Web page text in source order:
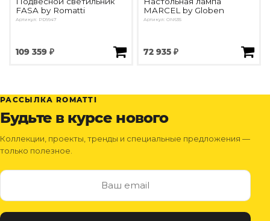
FASA by Romatti
Артикул: PD9947
109 359 ₽
MARCEL by Globen
Артикул: ON635
72 935 ₽
РАССЫЛКА ROMATTI
Будьте в курсе нового
Коллекции, проекты, тренды и специальные предложения —
только полезное.